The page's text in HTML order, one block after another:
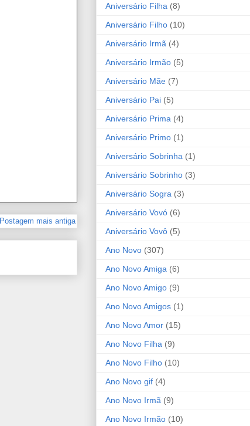
Postagem mais antiga
Aniversário Filha (8)
Aniversário Filho (10)
Aniversário Irmã (4)
Aniversário Irmão (5)
Aniversário Mãe (7)
Aniversário Pai (5)
Aniversário Prima (4)
Aniversário Primo (1)
Aniversário Sobrinha (1)
Aniversário Sobrinho (3)
Aniversário Sogra (3)
Aniversário Vovó (6)
Aniversário Vovô (5)
Ano Novo (307)
Ano Novo Amiga (6)
Ano Novo Amigo (9)
Ano Novo Amigos (1)
Ano Novo Amor (15)
Ano Novo Filha (9)
Ano Novo Filho (10)
Ano Novo gif (4)
Ano Novo Irmã (9)
Ano Novo Irmão (10)